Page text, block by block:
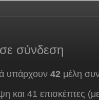
σε σύνδεση
υπάρχουν 42μέλη
και 41 επισκέπτες